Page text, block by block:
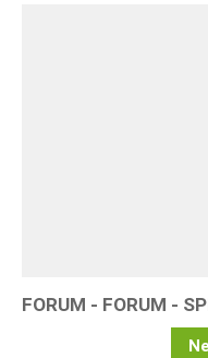
FORUM - FORUM -